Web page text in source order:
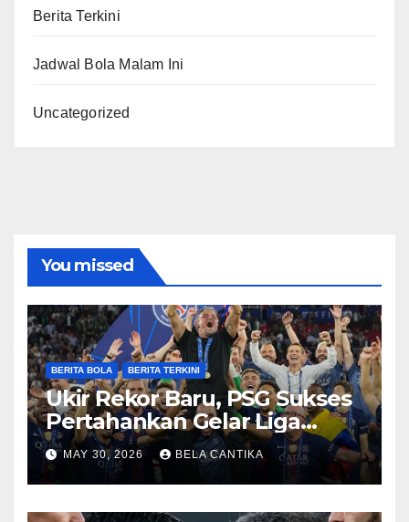
Berita Terkini
Jadwal Bola Malam Ini
Uncategorized
You missed
BERITA BOLA BERITA TERKINI
Ukir Rekor Baru, PSG Sukses
Pertahankan Gelar Liga
Champions
MAY 30, 2026 BELA CANTIKA